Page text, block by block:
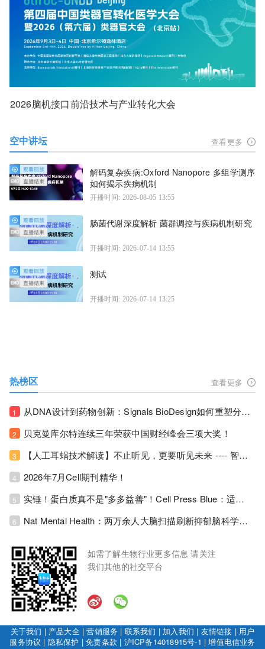
2026脑机接口前沿技术与产业转化大会
空中讲坛 查看更多
解码复杂疾病:Oxford Nanopore 多组学测序
如何揭示疾病机制
开播时间: 2026-08-05 13:55
肠菌代谢深度解析 菌群调控与疾病机制研究
开播时间: 2026-07-14 13:55
测试
开播时间: 2026-07-14 13:25
热榜区 查看更多
1 从DNA设计到药物创新：Signals BioDesign如何重塑分子生物学研发生态！
2 贝克曼库尔特连续三年荣获中国财经峰会三项大奖！
3 【人工耳蜗技术解读】不止听见，更要听见未来 ---- 智能耳蜗，开启人工耳蜗技术新纪元！
4 2026年7月Cell期刊精华！
5 实锤！蛋白质真不是"多多益善"！Cell Press Blue：适度限蛋白，反而拉长健康寿命！
6 Nat Mental Health：两万余人大脑扫描刷新抑郁脑科学认知！抑郁不只是情绪病，视觉、运动脑区同步受损！
如需了解生物行业更多信息 请关注
我们其他的社交平台
关于我们 | 产品大全|营销服务 | 联系我们 | 加入我们 | 友情链接 | 用户
服务协议 | 隐私保护 |免责条款 | 沪ICP备14018915号-1 |增值电信业务